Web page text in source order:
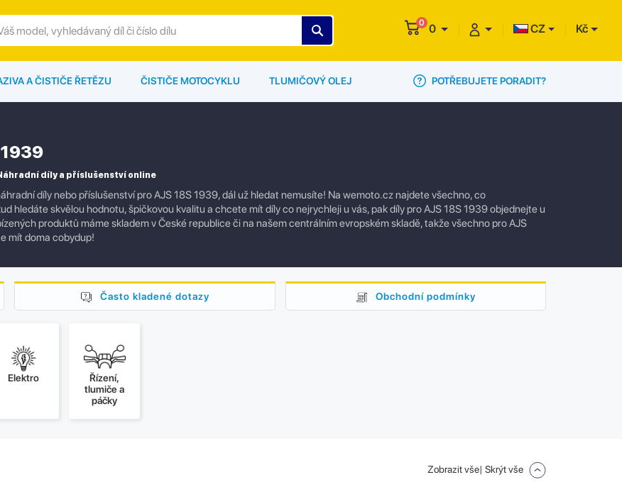
0 0 CZ Kč
A ČISTIČE ŘETĚZU ČISTIČE MOTOCYKLU TLUMIČOVÝ OLEJ POTŘEBUJETE PORADIT?
díly a příslušenství online
díly nebo příslušenství pro AJS 18S 1939, dál už hledat nemusíte! Na wemoto.cz najdete všechno, co
hledáte skvělou hodnotu, špičkovou kvalitu a chcete mít díly co nejrychleji u vás, pak díly pro AJS 18S 1939 objednejte u
produktů máme skladem v České republice či na našem centrálním evropském skladě, takže všechno pro AJS
mít doma cobydup!
Často kladené dotazy Obchodní podmínky
Elektro
Řízení,
tlumiče a
páčky
Zobrazit vše| Skrýt vše